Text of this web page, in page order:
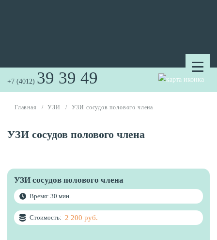
+7 (4012) 39 39 49
Главная / УЗИ / УЗИ сосудов полового члена
УЗИ сосудов полового члена
УЗИ сосудов полового члена
Время: 30 мин.
Стоимость: 2 200 руб.